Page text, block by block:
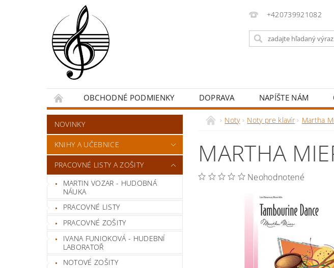
+420739921082
OBCHODNÉ PODMIENKY DOPRAVA NAPÍŠTE NÁM
NOVINKY
KNIHY A UČEBNICE
PRACOVNÉ LISTY A ZOŠITY
MARTIN VOZAR - HUDOBNÁ
NÁUKA
PRACOVNÉ LISTY
PRACOVNÉ ZOŠITY
IVANA FUNIOKOVÁ - HUDEBNÍ
LABORATOŘ
NOTOVÉ ZOŠITY
Noty Noty pre klavír Martha
MARTHA
Neohodnotené